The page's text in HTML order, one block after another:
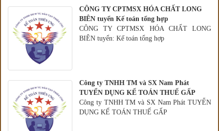
CÔNG TY CPTMSX HÓA CHẤT LONG
BIÊN tuyển Kế toán tổng hợp
CÔNG TY CPTMSX HÓA CHẤT LONG
BIÊN tuyển: Kế toán tổng hợp
Công ty TNHH TM và SX Nam Phát
TUYỂN DỤNG KẾ TOÁN THUẾ GẤP
Công ty TNHH TM và SX Nam Phát TUYỂN
DỤNG KẾ TOÁN THUẾ GẤP